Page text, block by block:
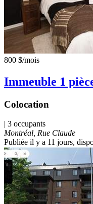
800 $/mois
Immeuble 1
Colocation
| 3 occupants
Montréal, Rue Claude
Publiée il y a 11 jours,